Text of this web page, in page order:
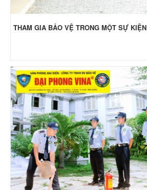
THAM GIA BẢO VỆ TRONG MỘT SỰ KIỆN